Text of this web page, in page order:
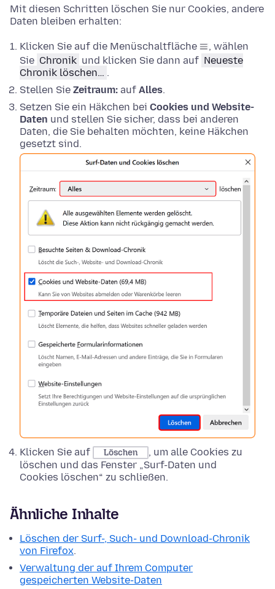
Mit diesen Schritten löschen Sie nur Cookies, andere
Daten bleiben erhalten:
Klicken Sie auf die Menüschaltfläche
, wählen
Sie Chronik und klicken Sie dann auf Neueste
Chronik löschen… .
Stellen Sie Zeitraum: auf Alles.
Setzen Sie ein Häkchen bei Cookies und Website-
Daten und stellen Sie sicher, dass bei anderen
Daten, die Sie behalten möchten, keine Häkchen
gesetzt sind.
Klicken Sie auf Löschen
, um alle Cookies zu
löschen und das Fenster „Surf-Daten und
Cookies löschen“ zu schließen.
Ähnliche Inhalte
Löschen der Surf-, Such- und Download-Chronik
von Firefox.
Verwaltung der auf Ihrem Computer
gespeicherten Website-Daten